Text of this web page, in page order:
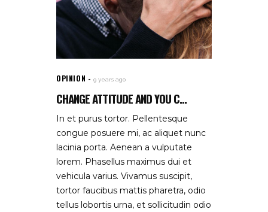
OPINION 9 years ago
CHANGE ATTITUDE AND YOU C...
In et purus tortor. Pellentesque
congue posuere mi, ac aliquet nunc
lacinia porta. Aenean a vulputate
lorem. Phasellus maximus dui et
vehicula varius. Vivamus suscipit,
tortor faucibus mattis pharetra, odio
tellus lobortis urna, et sollicitudin odio